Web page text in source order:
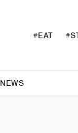
#EAT
NEWS